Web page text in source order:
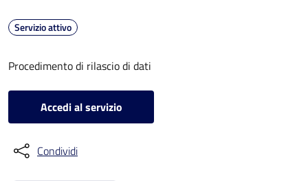
Servizio attivo
Procedimento di rilascio di dati
Accedi al servizio
Condividi